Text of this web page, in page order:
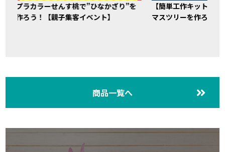
プラカラーせんす桃で”ひなかざり”を
作ろう！【親子集客イベント】
【簡単工作キット】
マスツリーを作ろう！
商品一覧へ